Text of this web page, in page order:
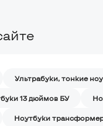
Ультрабуки, тонкие
13 дюймов БУ
Ноутбуки